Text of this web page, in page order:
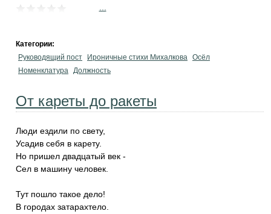
Категории:
Руководящий пост
Ироничные стихи Михалкова Осёл
Номенклатура Должность
От кареты до ракеты
Люди ездили по свету,
Усадив себя в карету.
Но пришел двадцатый век -
Сел в машину человек.
Тут пошло такое дело!
В городах затарахтело.